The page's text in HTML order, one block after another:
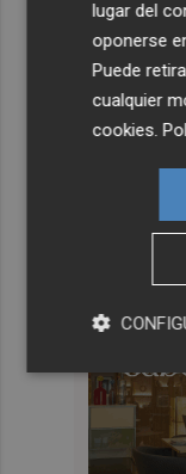
lugar del
oponerse
Puede
cualquier
cookies .